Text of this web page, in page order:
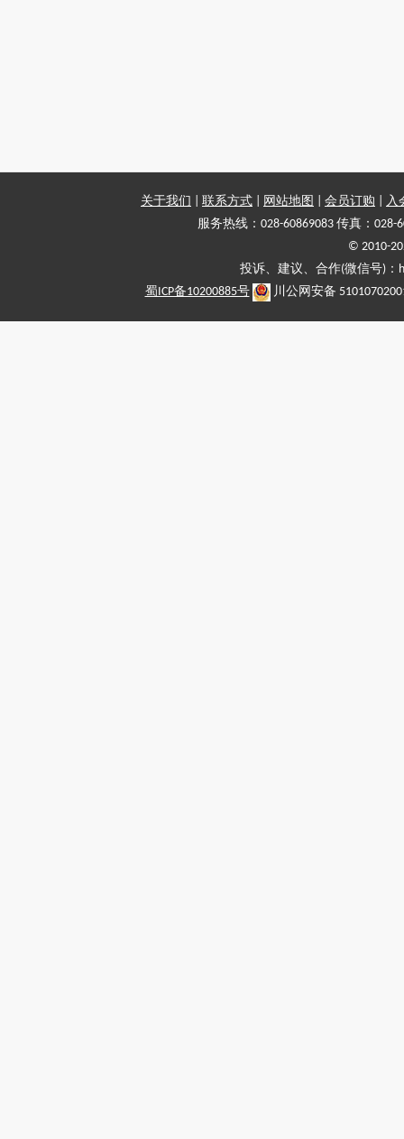
关于我们 联系方式 网站地图 会员订购
入
服务热线：028-60869083 传真：028-
© 2010-
投诉、建议、合作(微信号)
蜀ICP备10200885号
川公网安备